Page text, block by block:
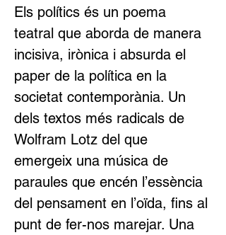
Els polítics és un poema
teatral que aborda de manera
incisiva, irònica i absurda el
paper de la política en la
societat contemporània. Un
dels textos més radicals de
Wolfram Lotz del que
emergeix una música de
paraules que encén l’essència
del pensament en l’oïda, fins al
punt de fer-nos marejar. Una